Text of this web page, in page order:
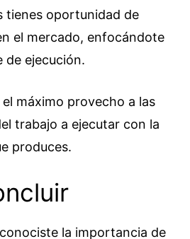
tienes oportunidad de
el mercado, enfocándote
de ejecución.
máximo provecho a las
trabajo a ejecutar con la
produces.
la importancia de